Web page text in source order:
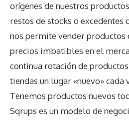
orígenes de nuestros
restos de stocks o excedentes
nos permite vender
precios imbatibles en el
continua rotación de
tiendas un lugar «nuevo» cada
Tenemos productos nuevos
Sqrups es un modelo de